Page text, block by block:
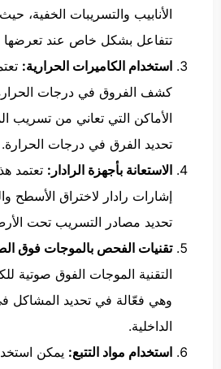
الأنابيب والتسريبات الخفية،
تتفاعل بشكل خاص عند تعرضها
استخدام الكاميرات الحرارية:
كشف الفروق في درجات
الأماكن التي تعاني من تسريب
تحديد الفرق في درجات الحرارة.
الاستعانة بأجهزة الرادار: تعتمد
إشارات رادار لاختراق الأسطح
تحديد مصادر التسريب تحت
تقنيات الفحص بالموجات فوق
التقنية الموجات الفوق صوتية
وهي فعّالة في تحديد المشاكل في
الداخلية.
استخدام مواد التتبع: يمكن